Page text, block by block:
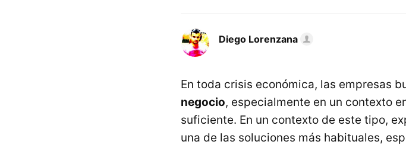
Diego Lorenzana
En toda crisis económica, las empresas
negocio, especialmente en un contexto
suficiente. En un contexto de este tipo,
una de las soluciones más habituales,